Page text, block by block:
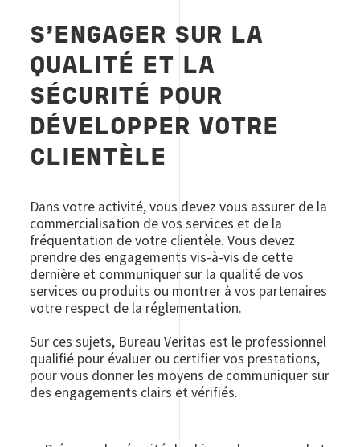
S'ENGAGER SUR LA
QUALITÉ ET LA
SÉCURITÉ POUR
DÉVELOPPER VOTRE
CLIENTÈLE
Dans votre activité, vous devez vous assurer de la
commercialisation de vos services et de la
fréquentation de votre clientèle. Vous devez
prendre des engagements vis-à-vis de cette
dernière et communiquer sur la qualité de vos
services ou produits ou montrer à vos partenaires
votre respect de la réglementation.
Sur ces sujets, Bureau Veritas est le professionnel
qualifié pour évaluer ou certifier vos prestations,
pour vous donner les moyens de communiquer sur
des engagements clairs et vérifiés.